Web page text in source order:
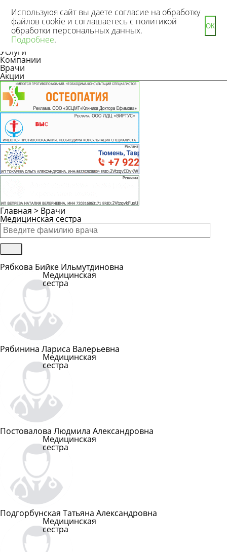
Новости
Статьи
Услуги
Компании
Врачи
Акции
Главная > Врачи
Медицинская сестра
Рябкова Бийке Ильмутдиновна
Медицинская
сестра
Рябинина Лариса Валерьевна
Медицинская
сестра
Постовалова Людмила Александровна
Медицинская
сестра
Подгорбунская Татьяна Александровна
Медицинская
сестра
Используюя сайт вы даете согласие на обработку
файлов cookie и соглашаетесь с политикой
обработки персональных данных.
Подробнее.
ОК